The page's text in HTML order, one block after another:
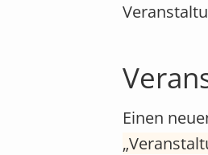
Einen